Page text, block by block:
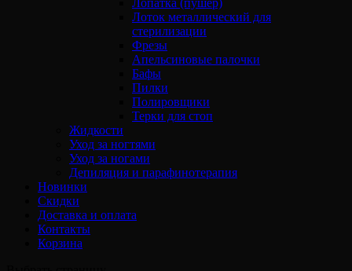
Лопатка (пушер)
Лоток металлический для
стерилизации
Фрезы
Апельсиновые палочки
Бафы
Пилки
Полировщики
Терки для стоп
Жидкости
Уход за ногтями
Уход за ногами
Депиляция и парафинотерапия
Новинки
Скидки
Доставка и оплата
Контакты
Корзина